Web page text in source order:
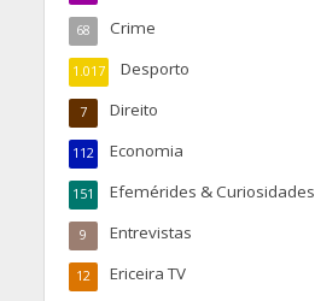
Crime
68
Desporto
1.017
Direito
7
Economia
112
Efemérides & Curiosidades
151
Entrevistas
9
Ericeira TV
12